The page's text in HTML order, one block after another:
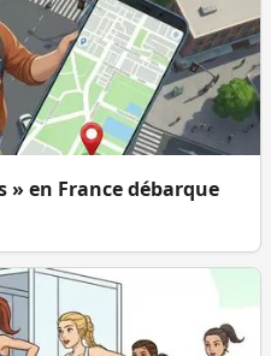
» en France débarque